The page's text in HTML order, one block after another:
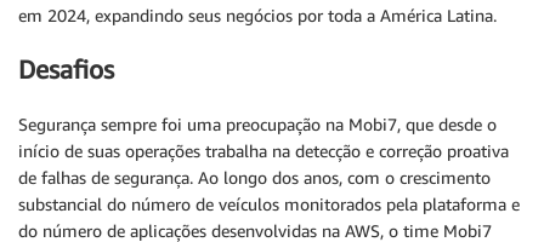
em 2024, expandindo seus negócios por toda a América Latina.
Desafios
Segurança sempre foi uma preocupação na Mobi7, que desde o
início de suas operações trabalha na detecção e correção proativa
de falhas de segurança. Ao longo dos anos, com o crescimento
substancial do número de veículos monitorados pela plataforma e
do número de aplicações desenvolvidas na AWS, o time Mobi7